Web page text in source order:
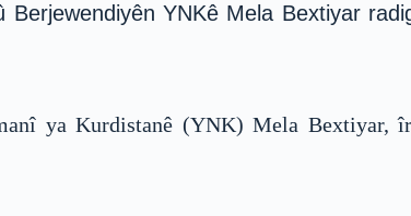
YNKê Mela Bextiyar
ya Kurdistanê (YNK) Mela Bextiyar,